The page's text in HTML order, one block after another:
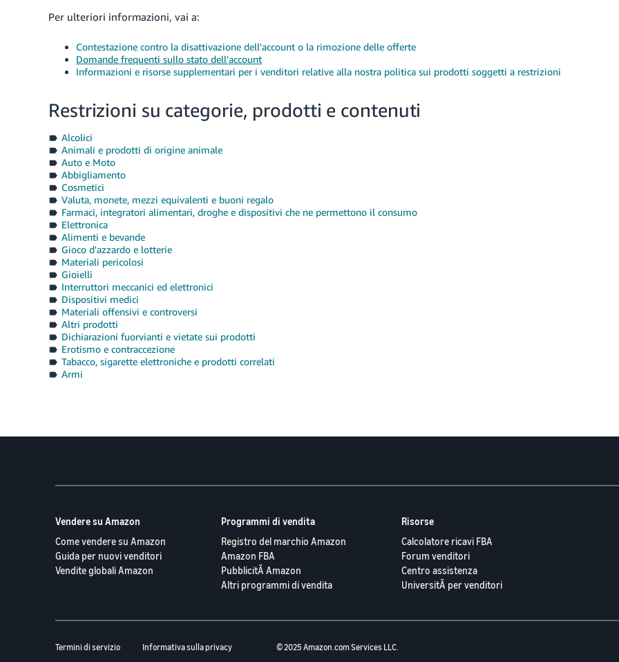
Per ulteriori informazioni, vai a:
Contestazione contro la disattivazione dell'account o la rimozione delle offerte
Domande frequenti sullo stato dell'account
Informazioni e risorse supplementari per i venditori relative alla nostra politica sui prodotti soggetti a restrizioni
Restrizioni su categorie, prodotti e contenuti
Alcolici
Animali e prodotti di origine animale
Auto e Moto
Abbigliamento
Cosmetici
Valuta, monete, mezzi equivalenti e buoni regalo
Farmaci, integratori alimentari, droghe e dispositivi che ne permettono il consumo
Elettronica
Alimenti e bevande
Gioco d'azzardo e lotterie
Materiali pericolosi
Gioielli
Interruttori meccanici ed elettronici
Dispositivi medici
Materiali offensivi e controversi
Altri prodotti
Dichiarazioni fuorvianti e vietate sui prodotti
Erotismo e contraccezione
Tabacco, sigarette elettroniche e prodotti correlati
Armi
Vendere su Amazon
Come vendere su Amazon
Guida per nuovi venditori
Vendite globali Amazon
Programmi di vendita
Registro del marchio Amazon
Amazon FBA
PubblicitÃ Amazon
Altri programmi di vendita
Risorse
Calcolatore ricavi FBA
Forum venditori
Centro assistenza
UniversitÃ per venditori
Termini di servizio Informativa sulla privacy © 2025 Amazon.com Services LLC.